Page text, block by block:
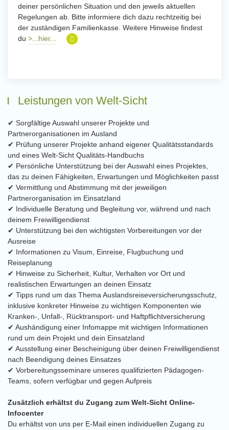
deiner persönlichen Situation und den jeweils aktuellen
Regelungen ab. Bitte informiere dich dazu rechtzeitig bei
der zuständigen Familienkasse. Weitere Hinweise findest
du >...hier...
Leistungen von Welt-Sicht
✔ Sorgfältige Auswahl unserer Projekte und
Partnerorganisationen im Ausland
✔ Prüfung unserer Projekte anhand eigener Qualitätsstandards
und eines Welt-Sicht Qualitäts-Handbuchs
✔ Persönliche Unterstützung bei der Auswahl eines Projektes,
das zu deinen Fähigkeiten, Erwartungen und Möglichkeiten passt
✔ Vermittlung und Abstimmung mit der jeweiligen
Partnerorganisation im Einsatzland
✔ Individuelle Beratung und Begleitung vor, während und nach
deinem Freiwilligendienst
✔ Unterstützung bei den wichtigsten Vorbereitungen vor der
Ausreise
✔ Informationen zu Visum, Einreise, Flugbuchung und
Reiseplanung
✔ Hinweise zu Sicherheit, Kultur, Verhalten vor Ort und
realistischen Erwartungen an deinen Einsatz
✔ Tipps rund um das Thema Auslandsreiseversicherungsschutz,
inklusive konkreter Hinweise zu wichtigen Komponenten wie
Kranken-, Unfall-, Rücktransport- und Haftpflichtversicherung
✔ Aushändigung einer Infomappe mit wichtigen Informationen
rund um dein Projekt und dein Einsatzland
✔ Ausstellung einer Bescheinigung über deinen Freiwilligendienst
nach Beendigung deines Einsatzes
✔ Vorbereitungsseminare unseres qualifizierten Pädagogen-
Teams, sofern verfügbar und gegen Aufpreis
Zusätzlich erhältst du Zugang zum Welt-Sicht Online-
Infocenter
Du erhältst von uns per E-Mail einen individuellen Zugang zu